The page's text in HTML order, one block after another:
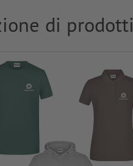
di prodotti